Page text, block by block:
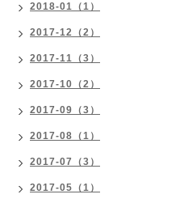
2018-01（1）
2017-12（2）
2017-11（3）
2017-10（2）
2017-09（3）
2017-08（1）
2017-07（3）
2017-05（1）